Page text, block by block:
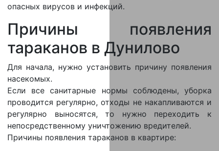
опасных вирусов и инфекций.
Причины появления
тараканов в Дунилово
Для начала, нужно установить причину появления
насекомых.
Если все санитарные нормы соблюдены, уборка
проводится регулярно, отходы не накапливаются и
регулярно выносятся, то нужно переходить к
непосредственному уничтожению вредителей.
Причины появления тараканов в квартире: